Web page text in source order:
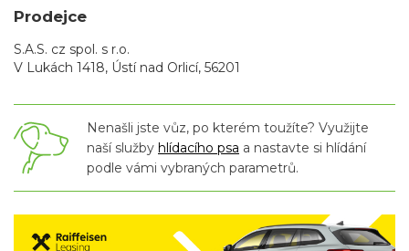
Prodejce
S.A.S. cz spol. s r.o.
V Lukách 1418, Ústí nad Orlicí, 56201
Nenašli jste vůz, po kterém toužíte? Využijte
naší služby hlídacího psa a nastavte si hlídání
podle vámi vybraných parametrů.